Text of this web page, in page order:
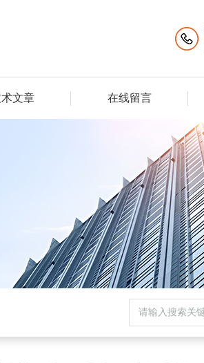
文章 在线留言